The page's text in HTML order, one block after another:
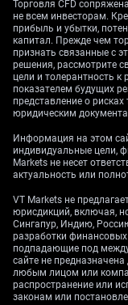
coming weeks will
this is a
The clearest
as seen in the
steadily from its
around 17 this
pricing in
typically supports
money puts or
Bonds
However, we must
yields are not
year yield
4.5%, a level that
Торговля CFD
не всем инвесторам.
прибыль и убытки,
капитал. Прежде чем
признать связанные с
решения, рассмотрите
цели и толерантность
показателем будущих
представление о
юридическим
Информация на этом
индивидуальные цели,
Markets не несет
актуальность или
VT Markets не
юрисдикций, включая,
Сингапур, Индию,
разработки
подпадающие под
сайте не
любым лицом или
распространение или
законам или